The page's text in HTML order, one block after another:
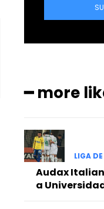
━ more
LIGA
Audax
a